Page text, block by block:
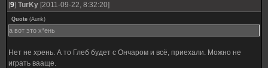
[9] TurKy [2011-09-22, 8:32:20]
Quote (Aurik)
а вот это х*ень
Нет не хрень. А то Глеб будет с Ончаром и всё, приехали. Можно не
играть вааще.